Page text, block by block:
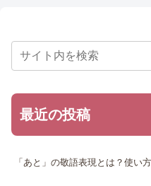
最近の投稿
「あと」の敬語表現とは？使い